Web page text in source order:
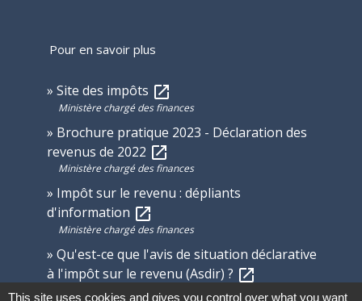
Pour en savoir plus
Site des impôts open_in_new
Ministère chargé des finances
Brochure pratique 2023 - Déclaration des
revenus de 2022 open_in_new
Ministère chargé des finances
Impôt sur le revenu : dépliants
d'information open_in_new
Ministère chargé des finances
Qu'est-ce que l'avis de situation déclarative
à l'impôt sur le revenu (Asdir) ? open_in_new
Ministère chargé des finances
This site uses cookies and gives you control over what you want